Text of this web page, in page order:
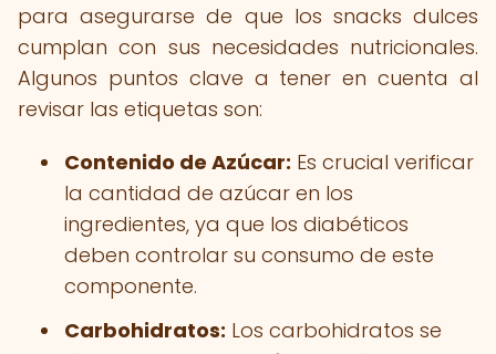
para asegurarse de que los snacks dulces
cumplan con sus necesidades nutricionales.
Algunos puntos clave a tener en cuenta al
revisar las etiquetas son:
Contenido de Azúcar: Es crucial verificar
la cantidad de azúcar en los
ingredientes, ya que los diabéticos
deben controlar su consumo de este
componente.
Carbohidratos: Los carbohidratos se